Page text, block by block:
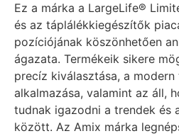
Ez a márka a LargeLife®
és az táplálékkiegészítők
pozíciójának köszönhetően
ágazata. Termékeik sikere
precíz kiválasztása, a
alkalmazása, valamint az áll,
tudnak igazodni a trendek és
között. Az Amix márka